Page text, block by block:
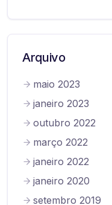
Arquivo
maio 2023
janeiro 2023
outubro 2022
março 2022
janeiro 2022
janeiro 2020
setembro 2019